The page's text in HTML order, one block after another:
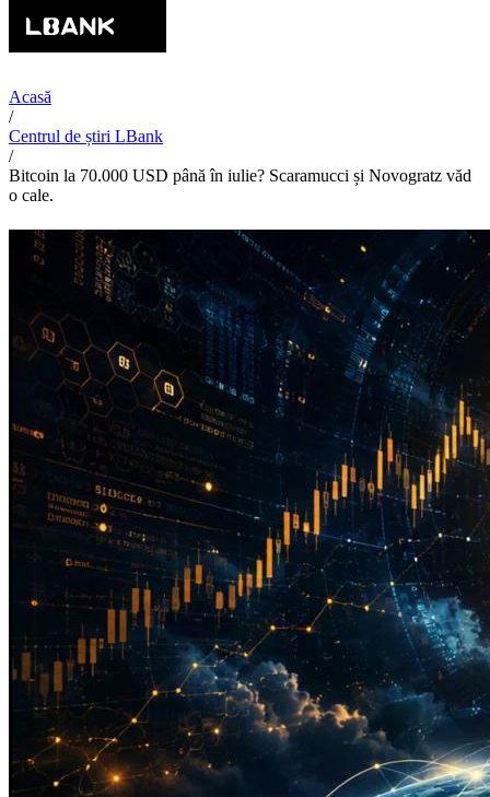
Acasă
/
Centrul de știri LBank
/
Bitcoin la 70.000 USD până în iulie? Scaramucci și Novogratz văd
o cale.